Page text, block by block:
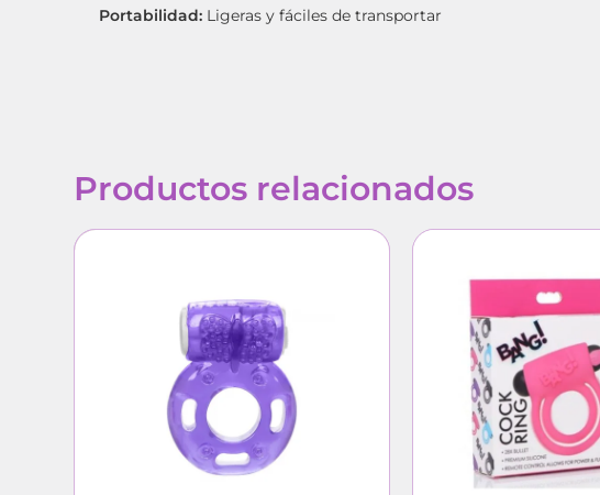
Portabilidad: Ligeras y fáciles de transportar
Productos relacionados